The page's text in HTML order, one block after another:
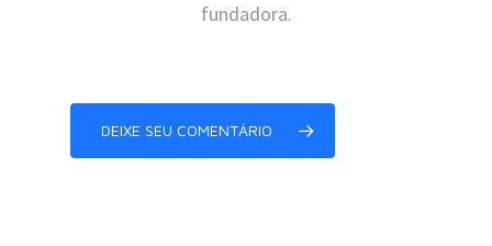
fundadora.
DEIXE SEU COMENTÁRIO